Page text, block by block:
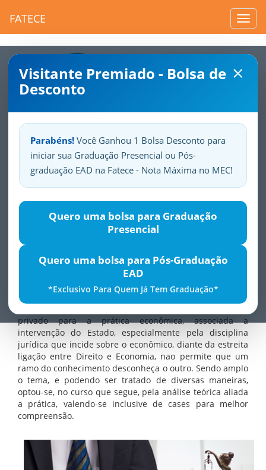
FATECE
×
Visitante Premiado - Bolsa de
Desconto
Parabéns! Você Ganhou 1 Bolsa Desconto para
iniciar sua Graduação Presencial ou Pós-
graduação EAD na Fatece - Nota Máxima no MEC!
Quero uma bolsa para Graduação
Presencial
Quero uma bolsa para Pós-Graduação
EAD
*Exclusivo Para Quem Já Tem Graduação*
SuaFatece.Seuorgulho.
Direito Empresarial
Objetivos Público-alvo
O curso proposto apresenta noções do direito aplicável
diretamente a atividade empresarial, num enfoque
prático e de gestão, que possa auxiliar o operador do
direito e o empresário na compreensão do econômico
privado para a prática econômica, associada a
intervenção do Estado, especialmente pela disciplina
jurídica que incide sobre o econômico, diante da estreita
ligação entre Direito e Economia, nao permite que um
ramo do conhecimento desconheça o outro. Sendo amplo
o tema, e podendo ser tratado de diversas maneiras,
optou-se, no curso que segue, pela análise teórica aliada
a prática, valendo-se inclusive de cases para melhor
compreensão.